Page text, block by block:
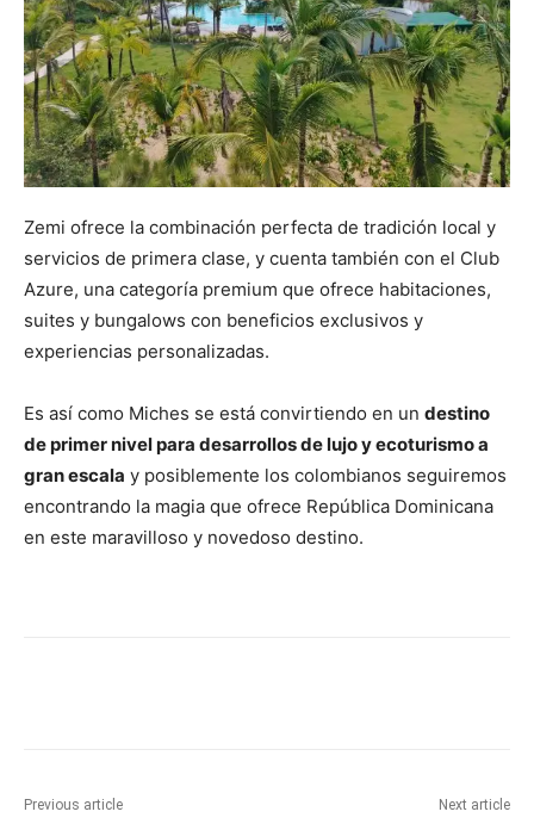
Zemi ofrece la combinación perfecta de tradición local y
servicios de primera clase, y cuenta también con el Club
Azure, una categoría premium que ofrece habitaciones,
suites y bungalows con beneficios exclusivos y
experiencias personalizadas.
Es así como Miches se está convirtiendo en un destino
de primer nivel para desarrollos de lujo y ecoturismo a
gran escala y posiblemente los colombianos seguiremos
encontrando la magia que ofrece República Dominicana
en este maravilloso y novedoso destino.
Previous article Next article